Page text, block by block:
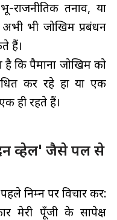
राजनीतिक तनाव, या
भी जोखिम प्रबंधन
हैं।
है कि पैमाना जोखिम को
कर रहे हों या एक
ही रहते हैं।
व्हेल' जैसे पल से
निम्न पर विचार करें:
मेरी पूँजी के सापेक्ष